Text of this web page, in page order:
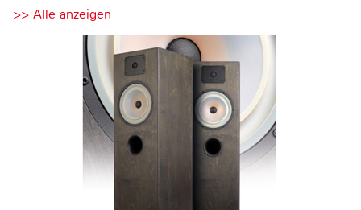
>> Alle anzeigen